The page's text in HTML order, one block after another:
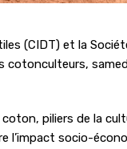
(CIDT) et la
piliers de la
socio-